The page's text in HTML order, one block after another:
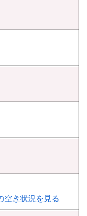
空き状況を見る